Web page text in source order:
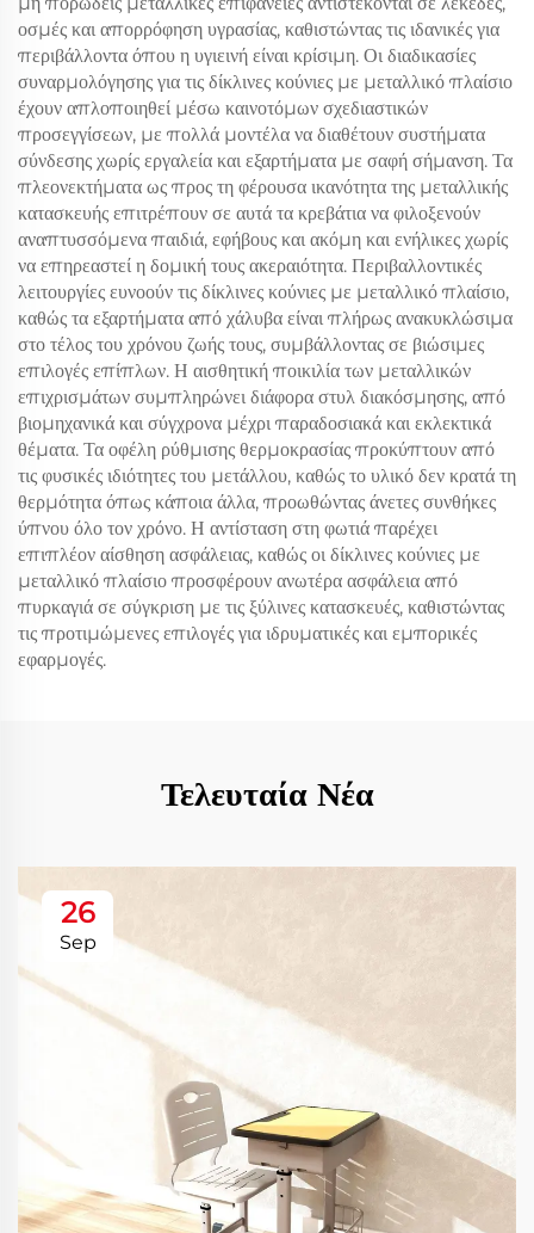
οσμές και απορρόφηση υγρασίας, καθιστώντας τις ιδανικές για
περιβάλλοντα όπου η υγιεινή είναι κρίσιμη. Οι διαδικασίες
συναρμολόγησης για τις δίκλινες κούνιες με μεταλλικό πλαίσιο
έχουν απλοποιηθεί μέσω καινοτόμων σχεδιαστικών
προσεγγίσεων, με πολλά μοντέλα να διαθέτουν συστήματα
σύνδεσης χωρίς εργαλεία και εξαρτήματα με σαφή σήμανση. Τα
πλεονεκτήματα ως προς τη φέρουσα ικανότητα της μεταλλικής
κατασκευής επιτρέπουν σε αυτά τα κρεβάτια να φιλοξενούν
αναπτυσσόμενα παιδιά, εφήβους και ακόμη και ενήλικες χωρίς
να επηρεαστεί η δομική τους ακεραιότητα. Περιβαλλοντικές
λειτουργίες ευνοούν τις δίκλινες κούνιες με μεταλλικό πλαίσιο,
καθώς τα εξαρτήματα από χάλυβα είναι πλήρως ανακυκλώσιμα
στο τέλος του χρόνου ζωής τους, συμβάλλοντας σε βιώσιμες
επιλογές επίπλων. Η αισθητική ποικιλία των μεταλλικών
επιχρισμάτων συμπληρώνει διάφορα στυλ διακόσμησης, από
βιομηχανικά και σύγχρονα μέχρι παραδοσιακά και εκλεκτικά
θέματα. Τα οφέλη ρύθμισης θερμοκρασίας προκύπτουν από
τις φυσικές ιδιότητες του μετάλλου, καθώς το υλικό δεν κρατά τη
θερμότητα όπως κάποια άλλα, προωθώντας άνετες συνθήκες
ύπνου όλο τον χρόνο. Η αντίσταση στη φωτιά παρέχει
επιπλέον αίσθηση ασφάλειας, καθώς οι δίκλινες κούνιες με
μεταλλικό πλαίσιο προσφέρουν ανωτέρα ασφάλεια από
πυρκαγιά σε σύγκριση με τις ξύλινες κατασκευές, καθιστώντας
τις προτιμώμενες επιλογές για ιδρυματικές και εμπορικές
εφαρμογές.
Τελευταία Νέα
26
Sep